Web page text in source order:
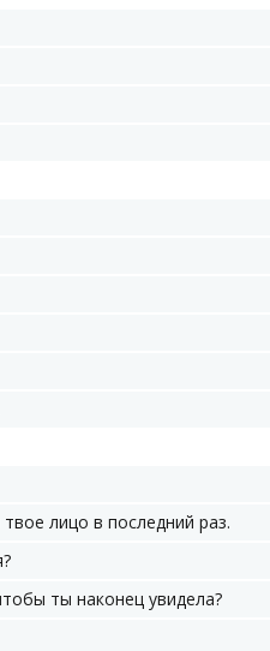
лицо в последний раз.
ты наконец увидела?